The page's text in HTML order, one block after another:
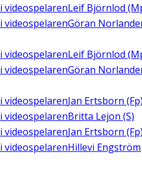
i videospelarenLeif Björnlod
i videospelarenGöran
i videospelarenLeif Björnlod
i videospelarenGöran
i videospelarenJan Ertsborn
i videospelarenBritta Lejon (S)
i videospelarenJan Ertsborn
i videospelarenHillevi Engström